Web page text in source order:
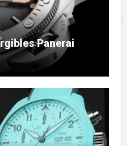
Panerai